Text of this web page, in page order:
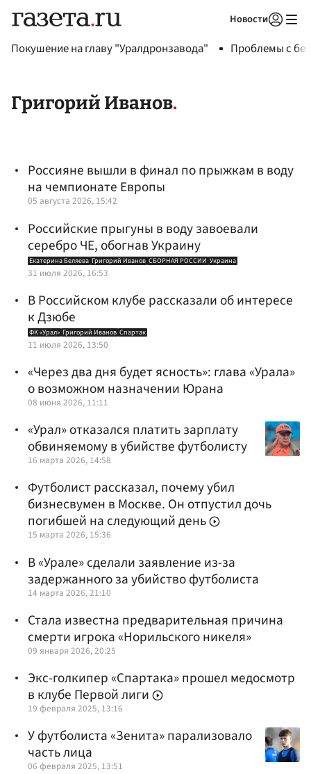
Новости
Покушение на главу "Уралдронзавода" Проблемы с
Григорий Иванов
Россияне вышли в финал по прыжкам в воду
на чемпионате Европы
05 августа 2026, 15:42
Российские прыгуны в воду завоевали
серебро ЧЕ, обогнав Украину
Екатерина Беляева Григорий Иванов СБОРНАЯ РОССИИ Украина
31 июля 2026, 16:53
В Российском клубе рассказали об интересе
к Дзюбе
ФК «Урал» Григорий Иванов Спартак
11 июля 2026, 13:50
«Через два дня будет ясность»: глава «Урала»
о возможном назначении Юрана
08 июня 2026, 11:11
«Урал» отказался платить зарплату
обвиняемому в убийстве футболисту
16 марта 2026, 14:58
Футболист рассказал, почему убил
бизнесвумен в Москве. Он отпустил дочь
погибшей на следующий день
15 марта 2026, 15:36
В «Урале» сделали заявление из-за
задержанного за убийство футболиста
14 марта 2026, 21:10
Стала известна предварительная причина
смерти игрока «Норильского никеля»
09 января 2026, 20:25
Экс-голкипер «Спартака» прошел медосмотр
в клубе Первой лиги
19 февраля 2025, 13:16
У футболиста «Зенита» парализовало
часть лица
06 февраля 2025, 13:51